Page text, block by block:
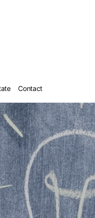
Contact